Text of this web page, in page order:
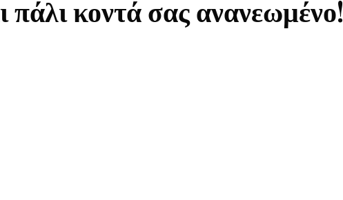
κοντά σας ανανεωμένο!